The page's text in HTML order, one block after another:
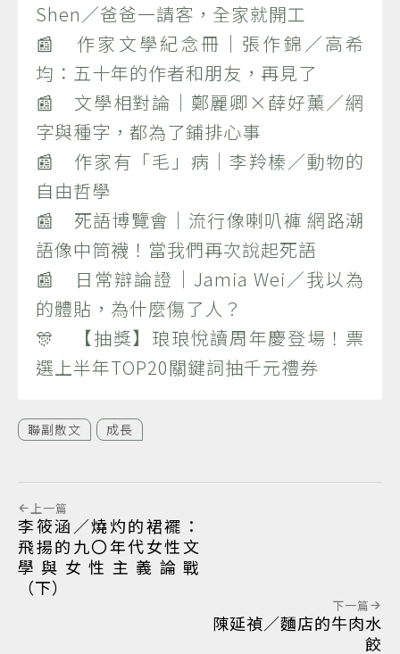
Shen／爸爸一請客，全家就開工
📰 作家文學紀念冊｜張作錦／高希
均：五十年的作者和朋友，再見了
📰 文學相對論｜鄭麗卿×薛好薰／網
字與種字，都為了鋪排心事
📰 作家有「毛」病｜李羚榛／動物的
自由哲學
📰 死語博覽會｜流行像喇叭褲 網路潮
語像中筒襪！當我們再次說起死語
📰 日常辯論證｜Jamia Wei／我以為
的體貼，為什麼傷了人？
🎊 【抽獎】琅琅悅讀周年慶登場！票
選上半年TOP20關鍵詞抽千元禮券
聯副散文 成長
上一篇
李筱涵／燒灼的裙襬：
飛揚的九〇年代女性文
學與女性主義論戰
（下）
下一篇
陳延禎／麵店的牛肉水
餃